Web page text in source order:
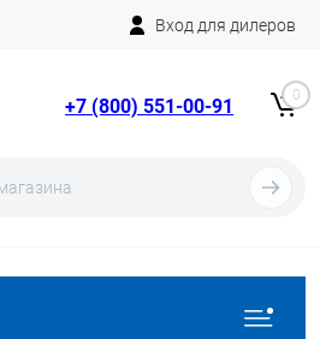
Вход для дилеров
+7 (800) 551-00-91 0